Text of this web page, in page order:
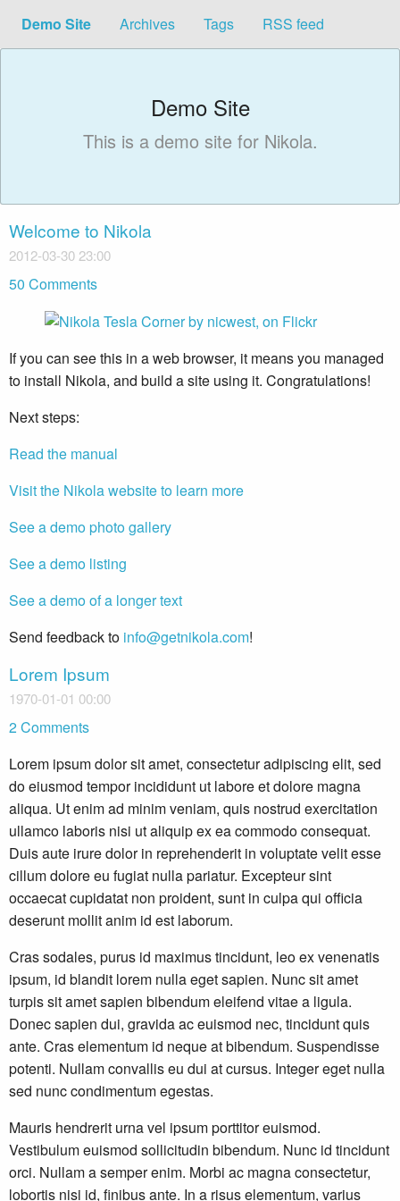
Demo Site Archives Tags RSS feed
Demo Site
This is a demo site for Nikola.
Welcome to Nikola
2012-03-30 23:00
50 Comments
If you can see this in a web browser, it means you managed
to install Nikola, and build a site using it. Congratulations!
Next steps:
Read the manual
Visit the Nikola website to learn more
See a demo photo gallery
See a demo listing
See a demo of a longer text
Send feedback to info@getnikola.com!
Lorem Ipsum
1970-01-01 00:00
2 Comments
Lorem ipsum dolor sit amet, consectetur adipiscing elit, sed
do eiusmod tempor incididunt ut labore et dolore magna
aliqua. Ut enim ad minim veniam, quis nostrud exercitation
ullamco laboris nisi ut aliquip ex ea commodo consequat.
Duis aute irure dolor in reprehenderit in voluptate velit esse
cillum dolore eu fugiat nulla pariatur. Excepteur sint
occaecat cupidatat non proident, sunt in culpa qui officia
deserunt mollit anim id est laborum.
Cras sodales, purus id maximus tincidunt, leo ex venenatis
ipsum, id blandit lorem nulla eget sapien. Nunc sit amet
turpis sit amet sapien bibendum eleifend vitae a ligula.
Donec sapien dui, gravida ac euismod nec, tincidunt quis
ante. Cras elementum id neque at bibendum. Suspendisse
potenti. Nullam convallis eu dui at cursus. Integer eget nulla
sed nunc condimentum egestas.
Mauris hendrerit urna vel ipsum porttitor euismod.
Vestibulum euismod sollicitudin bibendum. Nunc id tincidunt
orci. Nullam a semper enim. Morbi ac magna consectetur,
lobortis nisi id, finibus ante. In a risus elementum, varius